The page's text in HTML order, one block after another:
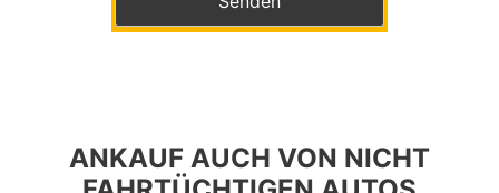
ANKAUF AUCH VON NICHT